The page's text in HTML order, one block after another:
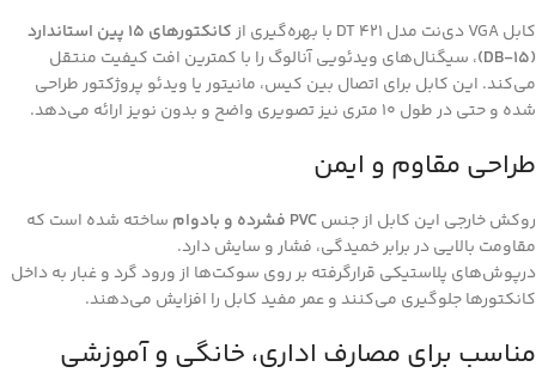
کابل VGA دی‌نت مدل DT 421 با بهره‌گیری از
کانکتورهای ۱۵ پین استاندارد
(DB-15)
، سیگنال‌های ویدئویی آنالوگ را با کمترین افت کیفیت منتقل
می‌کند. این کابل برای اتصال بین کیس، مانیتور یا ویدئو پروژکتور طراحی
شده و حتی در طول 10 متری نیز تصویری واضح و بدون نویز ارائه می‌دهد.
طراحی مقاوم و ایمن
روکش خارجی این کابل از جنسPVC فشرده و بادوام
ساخته شده است که
مقاومت بالایی در برابر خمیدگی، فشار و سایش دارد.
درپوش‌های پلاستیکی قرارگرفته بر روی سوکت‌ها از ورود گرد و غبار به داخل
کانکتورها جلوگیری می‌کنند و عمر مفید کابل را افزایش می‌دهند.
مناسب برای مصارف اداری، خانگی و آموزشی